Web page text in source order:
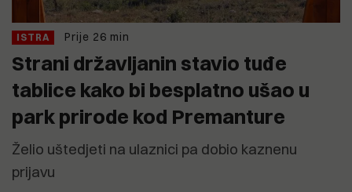
ISTRA Prije 26 min
Strani državljanin stavio tuđe
tablice kako bi besplatno ušao u
park prirode kod Premanture
Želio uštedjeti na ulaznici pa dobio kaznenu
prijavu